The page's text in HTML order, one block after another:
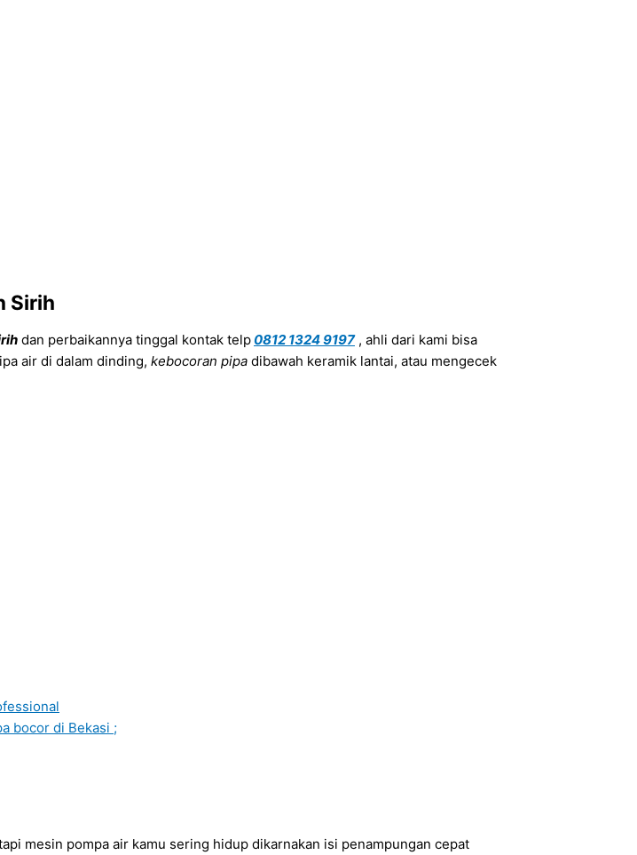
Sirih
dan perbaikannya tinggal kontak telp0812 1324 9197, ahli dari kami bisa
air di dalam dinding, kebocoran pipa dibawah keramik lantai, atau mengecek
bocor di Bekasi ;
mesin pompa air kamu sering hidup dikarnakan isi penampungan cepat